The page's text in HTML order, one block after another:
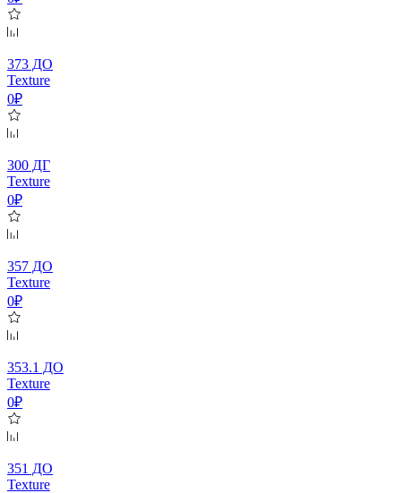
373 ДО
Texture
0₽
300 ДГ
Texture
0₽
357 ДО
Texture
0₽
353.1 ДО
Texture
0₽
351 ДО
Texture